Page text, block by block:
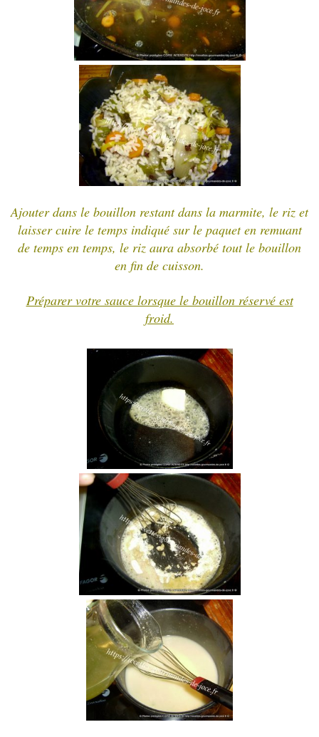
Ajouter dans le bouillon restant dans la marmite, le riz et
laisser cuire le temps indiqué sur le paquet en remuant
de temps en temps, le riz aura absorbé tout le bouillon
en fin de cuisson.
Préparer votre sauce lorsque le bouillon réservé est
froid.